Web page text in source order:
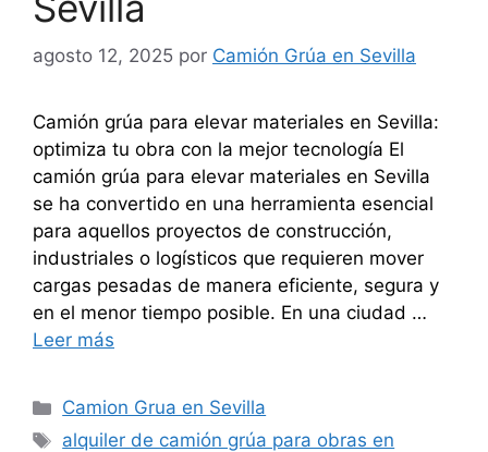
agosto 12, 2025 por Camión Grúa en Sevilla
Camión grúa para elevar materiales en Sevilla:
optimiza tu obra con la mejor tecnología El
camión grúa para elevar materiales en Sevilla
se ha convertido en una herramienta esencial
para aquellos proyectos de construcción,
industriales o logísticos que requieren mover
cargas pesadas de manera eficiente, segura y
en el menor tiempo posible. En una ciudad …
Leer más
Categorías
Camion Grua en Sevilla
Etiquetas
alquiler de camión grúa para obras en